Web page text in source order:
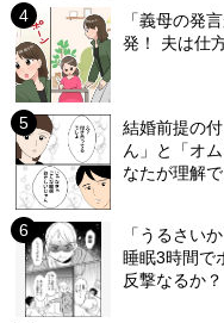
「義母の発
発！ 夫は仕
結婚前提の
ん」と「オ
なたが理解
「うるさい
睡眠3時間で
反撃なるか？